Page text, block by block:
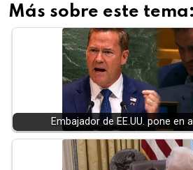
Más sobre este tema:
Embajador de EE.UU. pone en